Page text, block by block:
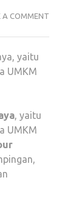
A COMMENTBANK
yaitu
UMKM
, yaitu
UMKM